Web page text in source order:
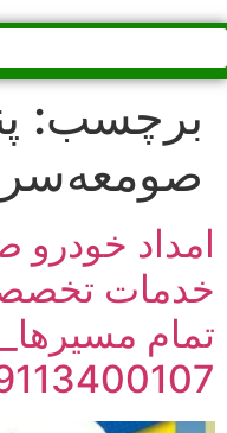
برچسب:
امداد خودرو
خدمات
تمام مسیرها_